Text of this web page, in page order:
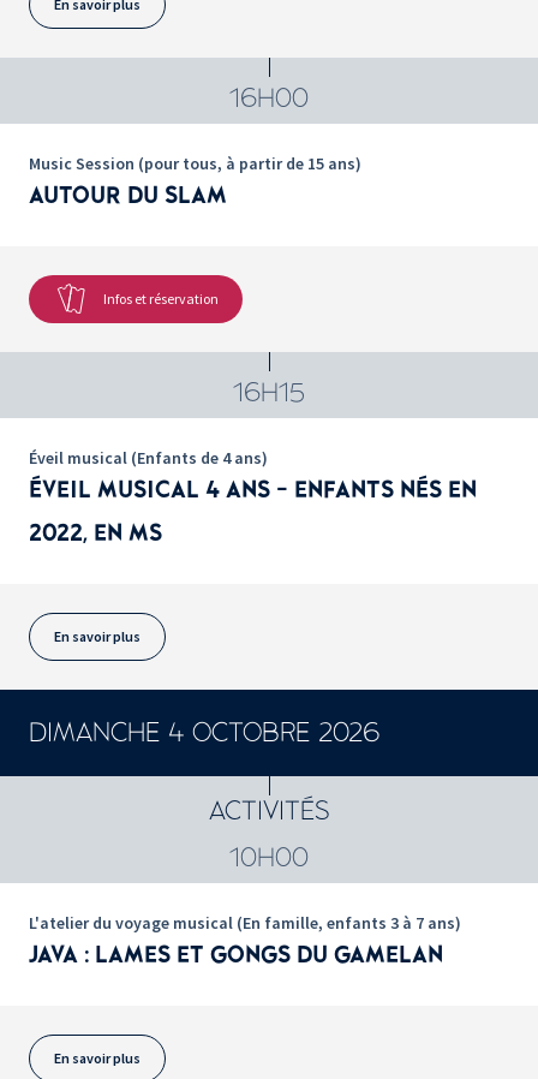
En savoir plus
16H00
Music Session (pour tous, à partir de 15 ans)
AUTOUR DU SLAM
Infos et réservation
16H15
Éveil musical (Enfants de 4 ans)
ÉVEIL MUSICAL 4 ANS - ENFANTS NÉS EN
2022, EN MS
En savoir plus
DIMANCHE 4 OCTOBRE 2026
ACTIVITÉS
10H00
L'atelier du voyage musical (En famille, enfants 3 à 7 ans)
JAVA : LAMES ET GONGS DU GAMELAN
En savoir plus